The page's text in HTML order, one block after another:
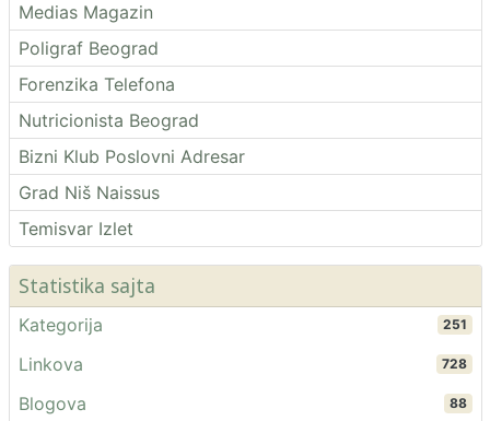
Medias Magazin
Poligraf Beograd
Forenzika Telefona
Nutricionista Beograd
Bizni Klub Poslovni Adresar
Grad Niš Naissus
Temisvar Izlet
Statistika sajta
Kategorija 251
Linkova 728
Blogova 88